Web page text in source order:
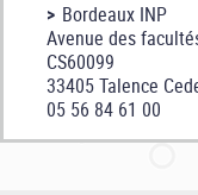
Bordeaux INP
Avenue des
CS60099
33405 Talence
05 56 84 61 00